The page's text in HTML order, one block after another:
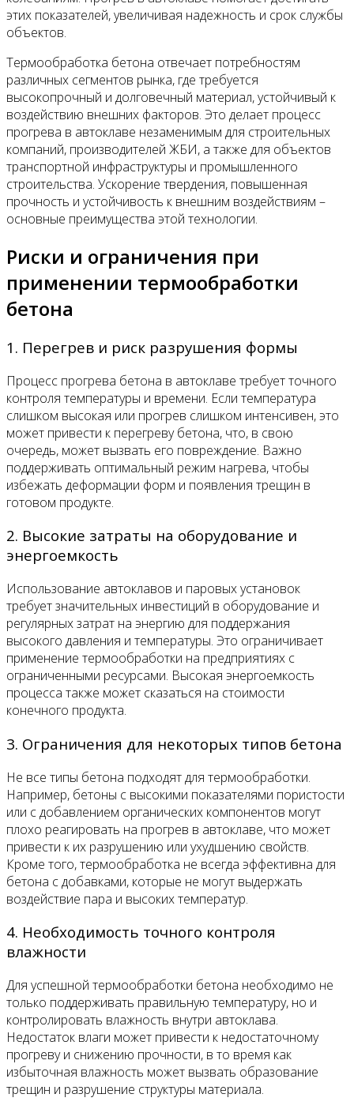
этих показателей, увеличивая надежность и срок службы
объектов.
Термообработка бетона отвечает потребностям
различных сегментов рынка, где требуется
высокопрочный и долговечный материал, устойчивый к
воздействию внешних факторов. Это делает процесс
прогрева в автоклаве незаменимым для строительных
компаний, производителей ЖБИ, а также для объектов
транспортной инфраструктуры и промышленного
строительства. Ускорение твердения, повышенная
прочность и устойчивость к внешним воздействиям –
основные преимущества этой технологии.
Риски и ограничения при
применении термообработки
бетона
1. Перегрев и риск разрушения формы
Процесс прогрева бетона в автоклаве требует точного
контроля температуры и времени. Если температура
слишком высокая или прогрев слишком интенсивен, это
может привести к перегреву бетона, что, в свою
очередь, может вызвать его повреждение. Важно
поддерживать оптимальный режим нагрева, чтобы
избежать деформации форм и появления трещин в
готовом продукте.
2. Высокие затраты на оборудование и
энергоемкость
Использование автоклавов и паровых установок
требует значительных инвестиций в оборудование и
регулярных затрат на энергию для поддержания
высокого давления и температуры. Это ограничивает
применение термообработки на предприятиях с
ограниченными ресурсами. Высокая энергоемкость
процесса также может сказаться на стоимости
конечного продукта.
3. Ограничения для некоторых типов бетона
Не все типы бетона подходят для термообработки.
Например, бетоны с высокими показателями пористости
или с добавлением органических компонентов могут
плохо реагировать на прогрев в автоклаве, что может
привести к их разрушению или ухудшению свойств.
Кроме того, термообработка не всегда эффективна для
бетона с добавками, которые не могут выдержать
воздействие пара и высоких температур.
4. Необходимость точного контроля
влажности
Для успешной термообработки бетона необходимо не
только поддерживать правильную температуру, но и
контролировать влажность внутри автоклава.
Недостаток влаги может привести к недостаточному
прогреву и снижению прочности, в то время как
избыточная влажность может вызвать образование
трещин и разрушение структуры материала.